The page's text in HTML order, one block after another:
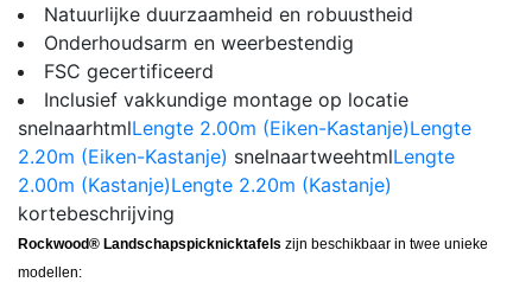
Natuurlijke duurzaamheid en robuustheid
Onderhoudsarm en weerbestendig
FSC gecertificeerd
Inclusief vakkundige montage op locatie
snelnaarhtmlLengte 2.00m (Eiken-Kastanje)Lengte
2.20m (Eiken-Kastanje) snelnaartweehtmlLengte
2.00m (Kastanje)Lengte 2.20m (Kastanje)
kortebeschrijving
Rockwood® Landschapspicknicktafels zijn beschikbaar in twee unieke
modellen: